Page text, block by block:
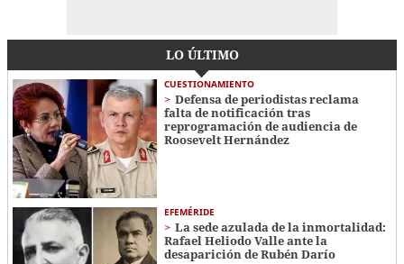
LO ÚLTIMO
CUESTIONAMIENTO
Defensa de periodistas reclama
falta de notificación tras
reprogramación de audiencia de
Roosevelt Hernández
EFEMÉRIDE
La sede azulada de la inmortalidad:
Rafael Heliodo Valle ante la
desaparición de Rubén Darío